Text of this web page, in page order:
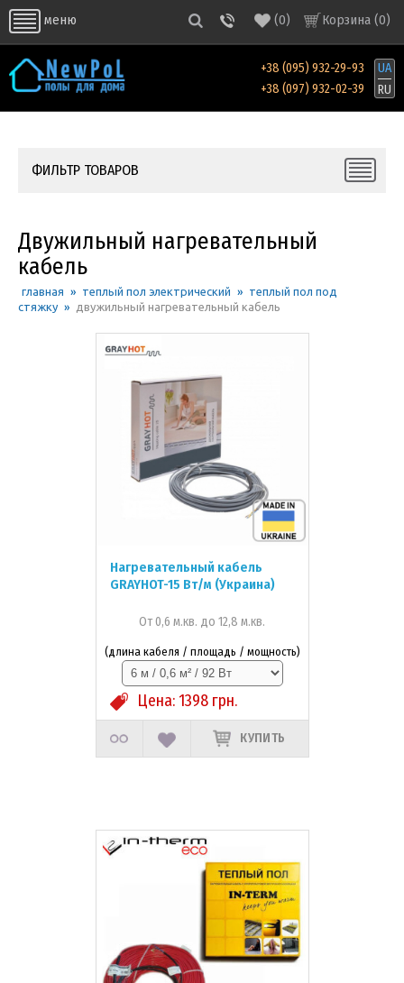
меню Корзина (0)
(0)
+38 (095) 932-29-93
+38 (097) 932-02-39
UA
RU
ФИЛЬТР ТОВАРОВ
Двужильный нагревательный
кабель
главная » теплый пол электрический » теплый пол под
стяжку » двужильный нагревательный кабель
Нагревательный кабель
GRAYHOT-15 Вт/м (Украина)
От 0,6 м.кв. до 12,8 м.кв.
(длина кабеля / площадь / мощность)
Цена: 1398грн.
КУПИТЬ